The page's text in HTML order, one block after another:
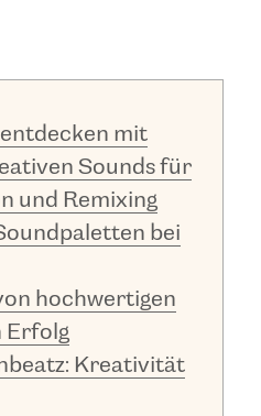
mit
Sounds für
und Remixing
bei
hochwertigen
Erfolg
Kreativität